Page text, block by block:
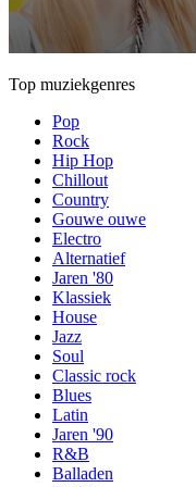
Top muziekgenres
Pop
Rock
Hip Hop
Chillout
Country
Gouwe ouwe
Electro
Alternatief
Jaren '80
Klassiek
House
Jazz
Soul
Classic rock
Blues
Latin
Jaren '90
R&B
Balladen